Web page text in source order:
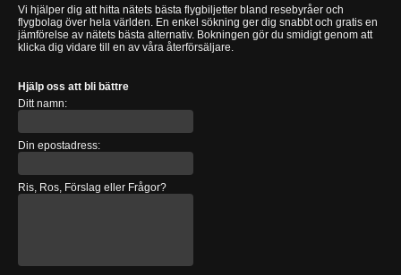
Vi hjälper dig att hitta nätets bästa flygbiljetter bland resebyråer och
flygbolag över hela världen. En enkel sökning ger dig snabbt och gratis en
jämförelse av nätets bästa alternativ. Bokningen gör du smidigt genom att
klicka dig vidare till en av våra återförsäljare.
Hjälp oss att bli bättre
Ditt namn:
Din epostadress:
Ris, Ros, Förslag eller Frågor?